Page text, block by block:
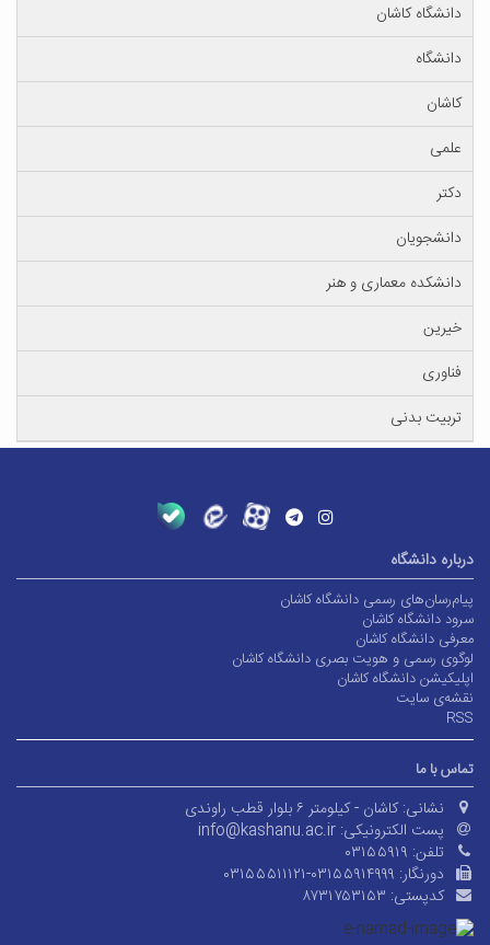
دانشگاه کاشان
دانشگاه
کاشان
علمی
دکتر
دانشجویان
دانشکده معماری و هنر
خیرین
فناوری
تربیت بدنی
درباره دانشگاه
پیام‌رسان‌های رسمی دانشگاه کاشان
سرود دانشگاه کاشان
معرفی دانشگاه کاشان
لوگوی رسمی و هویت بصری دانشگاه کاشان
اپلیکیشن دانشگاه کاشان
نقشه‌ی سایت
RSS
تماس با ما
نشانی: کاشان - کیلومتر ۶ بلوار قطب راوندی
پست الکترونیکی: info@kashanu.ac.ir
تلفن: ۰۳۱۵۵۹۱۹
دورنگار: ۰۳۱۵۵۵۱۱۱۲۱-۰۳۱۵۵۹۱۴۹۹۹
کدپستی: ۸۷۳۱۷۵۳۱۵۳